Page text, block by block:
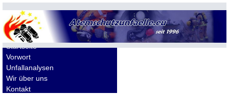
Allgemeines
Startseite
Vorwort
Unfallanalysen
Wir über uns
Kontakt